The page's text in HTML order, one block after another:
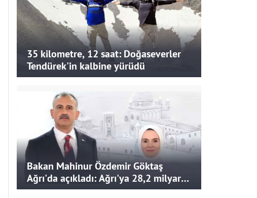
35 kilometre, 12 saat: Doğaseverler
Tendürek'in kalbine yürüdü
Bakan Mahinur Özdemir Göktaş
Ağrı'da açıkladı: Ağrı'ya 28,2 milyar
liralık yatırım ve destek sağlandı